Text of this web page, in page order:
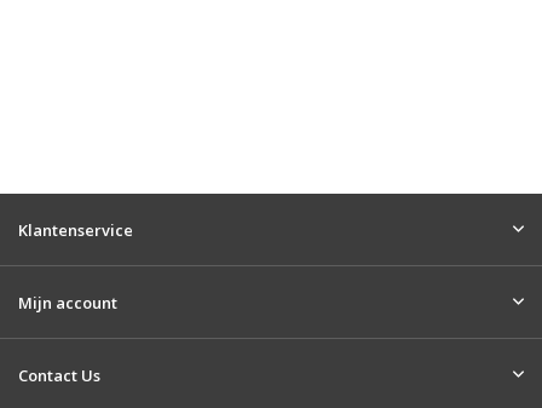
Klantenservice
Mijn account
Contact Us